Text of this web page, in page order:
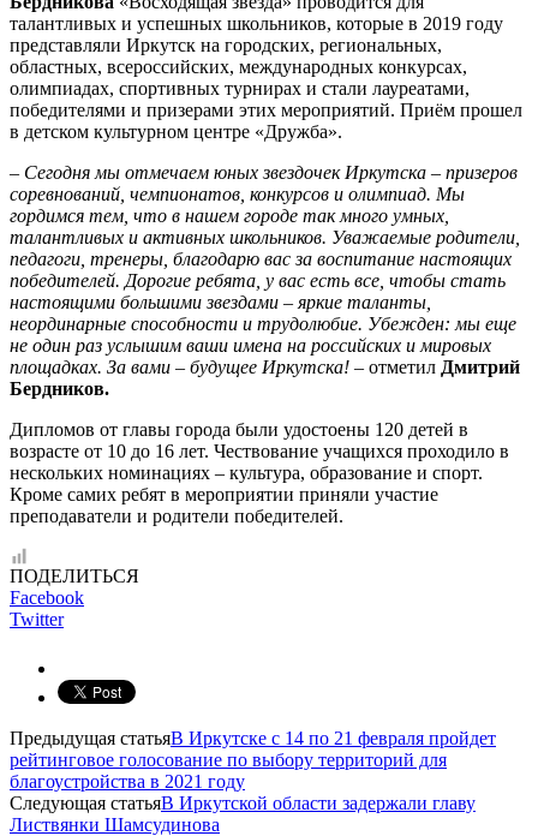
талантливых и успешных школьников, которые в 2019 году
представляли Иркутск на городских, региональных,
областных, всероссийских, международных конкурсах,
олимпиадах, спортивных турнирах и стали лауреатами,
победителями и призерами этих мероприятий. Приём прошел
в детском культурном центре «Дружба».
– Сегодня мы отмечаем юных звездочек Иркутска – призеров
соревнований, чемпионатов, конкурсов и олимпиад. Мы
гордимся тем, что в нашем городе так много умных,
талантливых и активных школьников. Уважаемые родители,
педагоги, тренеры, благодарю вас за воспитание настоящих
победителей. Дорогие ребята, у вас есть все, чтобы стать
настоящими большими звездами – яркие таланты,
неординарные способности и трудолюбие. Убежден: мы еще
не один раз услышим ваши имена на российских и мировых
площадках. За вами – будущее Иркутска! – отметил Дмитрий
Бердников.
Дипломов от главы города были удостоены 120 детей в
возрасте от 10 до 16 лет. Чествование учащихся проходило в
нескольких номинациях – культура, образование и спорт.
Кроме самих ребят в мероприятии приняли участие
преподаватели и родители победителей.
ПОДЕЛИТЬСЯ
Facebook
Twitter
Предыдущая статьяВ Иркутске с 14 по 21 февраля пройдет
рейтинговое голосование по выбору территорий для
благоустройства в 2021 году
Следующая статьяВ Иркутской области задержали главу
Листвянки Шамсудинова